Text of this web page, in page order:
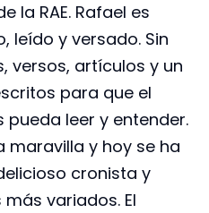
la RAE. Rafael es
leído y versado. Sin
versos, artículos y un
para que el
leer y entender.
maravilla y hoy se ha
cronista y
variados. El